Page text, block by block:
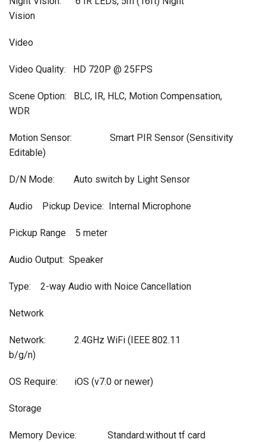
Vision
Video
Video Quality: HD 720P @ 25FPS
Scene Option: BLC, IR, HLC, Motion Compensation,
WDR
Motion Sensor: Smart PIR Sensor (Sensitivity
Editable)
D/N Mode: Auto switch by Light Sensor
Audio Pickup Device: Internal Microphone
Pickup Range 5 meter
Audio Output: Speaker
Type: 2-way Audio with Noice Cancellation
Network
Network: 2.4GHz WiFi (IEEE 802.11
b/g/n)
OS Require: iOS (v7.0 or newer)
Storage
Memory Device: Standard:without tf card